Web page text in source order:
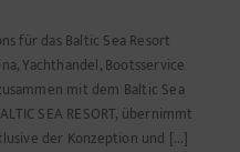
für das Baltic Sea Resort
Yachthandel, Bootsservice
mit dem Baltic Sea
SEA RESORT, übernimmt
der Konzeption und [...]